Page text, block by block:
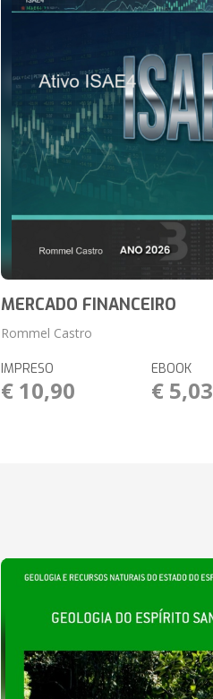
MERCADO FINANCEIRO
Rommel Castro
IMPRESO
€ 10,90
EBOOK
€ 5,03